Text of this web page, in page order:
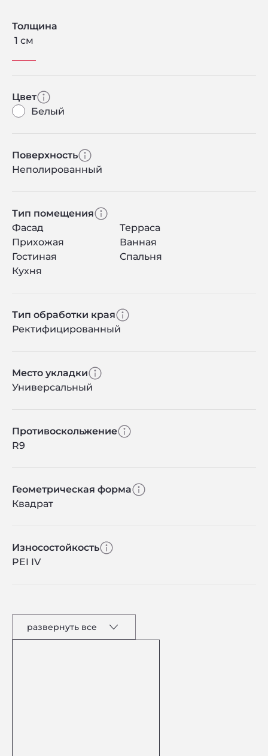
Толщина
1 см
Цвет
Белый
Поверхность
Неполированный
Тип помещения
Фасад
Терраса
Прихожая
Ванная
Гостиная
Спальня
Кухня
Тип обработки края
Ректифицированный
Место укладки
Универсальный
Противоскольжение
R9
Геометрическая форма
Квадрат
Износостойкость
PEI IV
развернуть все